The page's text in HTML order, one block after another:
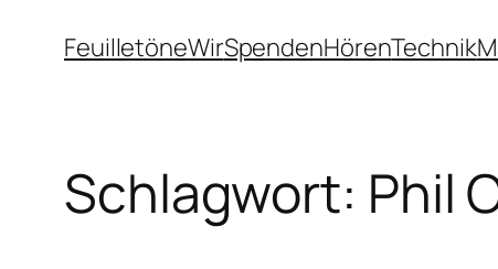
InhaltFeuilletöneWirSpendenHörenTechnik
Schlagwort: Phil